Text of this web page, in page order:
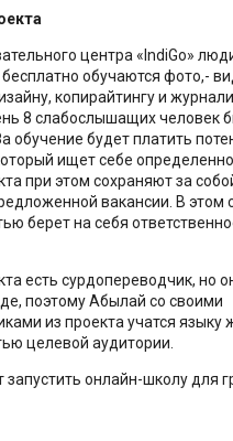
центра «IndiGo»
обучаются фото,-
копирайтингу и
8 слабослышащих человек
обучение будет платить
ищет себе
при этом сохраняют за
вакансии. В этом
берет на себя
есть сурдопереводчик, но
поэтому Абылай со своими
из проекта учатся языку
целевой аудитории.
онлайн-школу для